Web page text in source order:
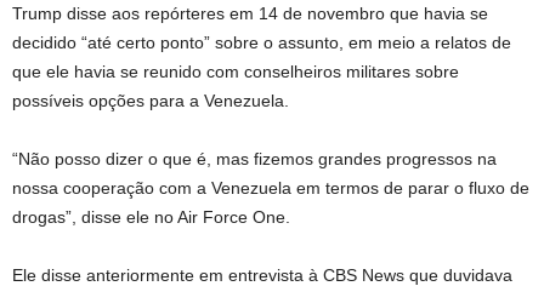
Trump disse aos repórteres em 14 de novembro que havia se
decidido “até certo ponto” sobre o assunto, em meio a relatos de
que ele havia se reunido com conselheiros militares sobre
possíveis opções para a Venezuela.
“Não posso dizer o que é, mas fizemos grandes progressos na
nossa cooperação com a Venezuela em termos de parar o fluxo de
drogas”, disse ele no Air Force One.
Ele disse anteriormente em entrevista à CBS News que duvidava